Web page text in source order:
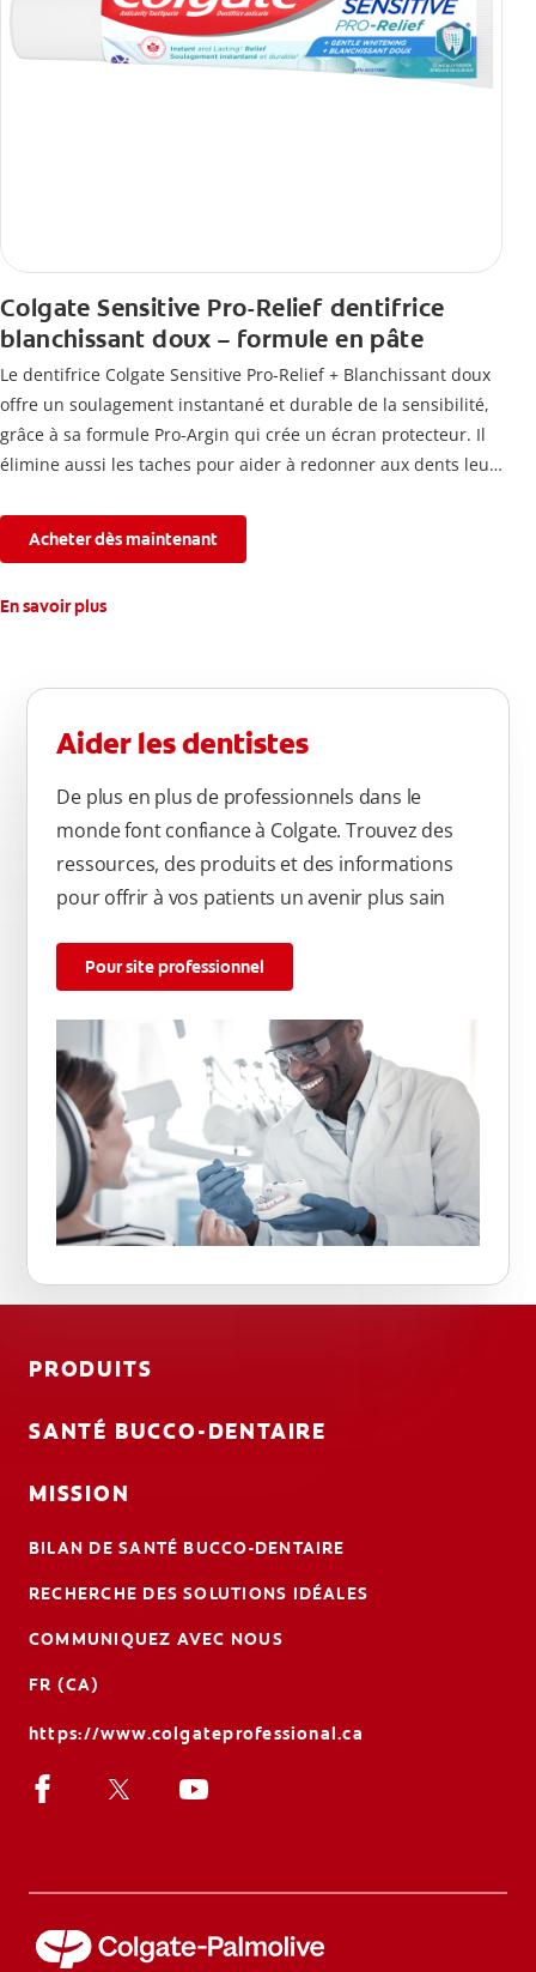
Colgate Sensitive Pro-Relief dentifrice
blanchissant doux – formule en pâte
Le dentifrice Colgate Sensitive Pro-Relief + Blanchissant doux
offre un soulagement instantané et durable de la sensibilité,
grâce à sa formule Pro-Argin qui crée un écran protecteur. Il
élimine aussi les taches pour aider à redonner aux dents leur
connaissez.
Acheter dès maintenant
En savoir plus
Aider les dentistes
De plus en plus de professionnels dans le
monde font confiance à Colgate. Trouvez des
ressources, des produits et des informations
pour offrir à vos patients un avenir plus sain
Pour site professionnel
PRODUITS
SANTÉ BUCCO-DENTAIRE
MISSION
BILAN DE SANTÉ BUCCO-DENTAIRE
RECHERCHE DES SOLUTIONS IDÉALES
COMMUNIQUEZ AVEC NOUS
FR (CA)
https://www.colgateprofessional.ca